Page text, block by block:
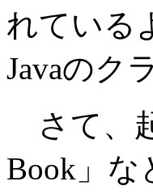
れている
Javaのク
さて、
Book」